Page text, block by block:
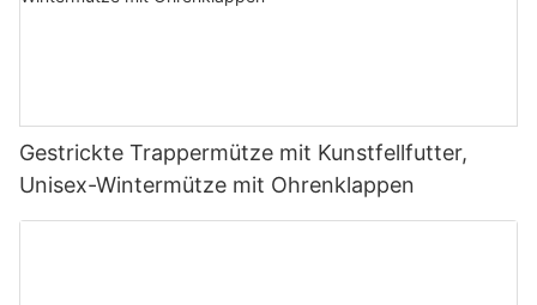
Gestrickte Trappermütze mit Kunstfellfutter,
Unisex-Wintermütze mit Ohrenklappen